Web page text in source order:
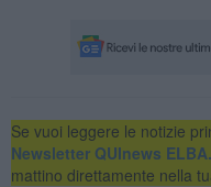
Se vuoi leggere le notizie
Newsletter QUInews ELBA.
mattino direttamente nella